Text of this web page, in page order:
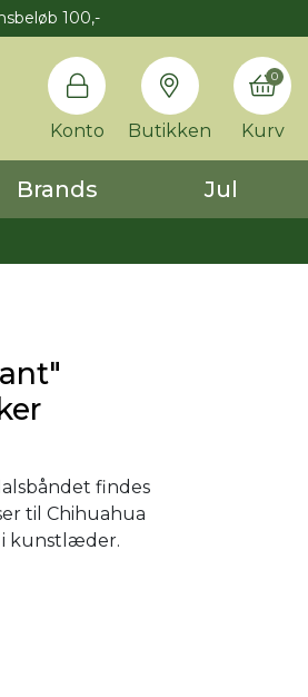
100,-
Konto Butikken Kurv
0
Brands Jul
findes
til Chihuahua
i kunstlæder.